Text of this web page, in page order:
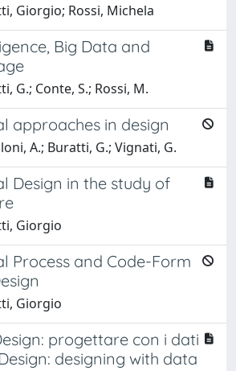
Giorgio; Rossi, Michela
Big Data and
G.; Conte, S.; Rossi, M.
approaches in design
A.; Buratti, G.; Vignati, G.
Design in the study of
Giorgio
Process and Code-Form
Giorgio
progettare con i dati
designing with data